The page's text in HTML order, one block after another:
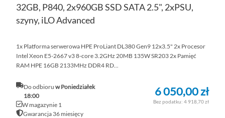
32GB, P840, 2x960GB SSD SATA 2.5", 2xPSU,
szyny, iLO Advanced
1x Platforma serwerowa HPE ProLiant DL380 Gen9 12x3.5" 2x Procesor
Intel Xeon E5-2667 v3 8-core 3.2GHz 20MB 135W SR203 2x Pamięć
RAM HPE 16GB 2133MHz DDR4 RD...
Do odbioru w Poniedziałek
18:00
W magazynie 1
Gwarancja 36 miesięcy
6 050,00 zł
4 918,70 zł